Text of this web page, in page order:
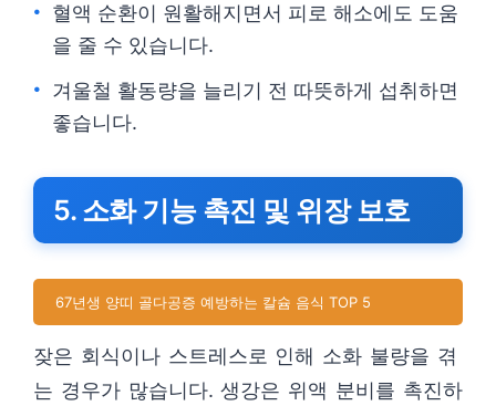
혈액 순환이 원활해지면서 피로 해소에도 도움
을 줄 수 있습니다.
겨울철 활동량을 늘리기 전 따뜻하게 섭취하면
좋습니다.
5. 소화 기능 촉진 및 위장 보호
67년생 양띠 골다공증 예방하는 칼슘 음식 TOP 5
잦은 회식이나 스트레스로 인해 소화 불량을 겪
는 경우가 많습니다. 생강은 위액 분비를 촉진하